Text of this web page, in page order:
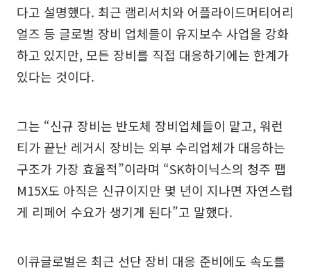
다고 설명했다. 최근 램리서치와 어플라이드머티어리
얼즈 등 글로벌 장비 업체들이 유지보수 사업을 강화
하고 있지만, 모든 장비를 직접 대응하기에는 한계가
있다는 것이다.
그는 “신규 장비는 반도체 장비업체들이 맡고, 워런
티가 끝난 레거시 장비는 외부 수리업체가 대응하는
구조가 가장 효율적”이라며 “SK하이닉스의 청주 팹
M15X도 아직은 신규이지만 몇 년이 지나면 자연스럽
게 리페어 수요가 생기게 된다”고 말했다.
이큐글로벌은 최근 선단 장비 대응 준비에도 속도를